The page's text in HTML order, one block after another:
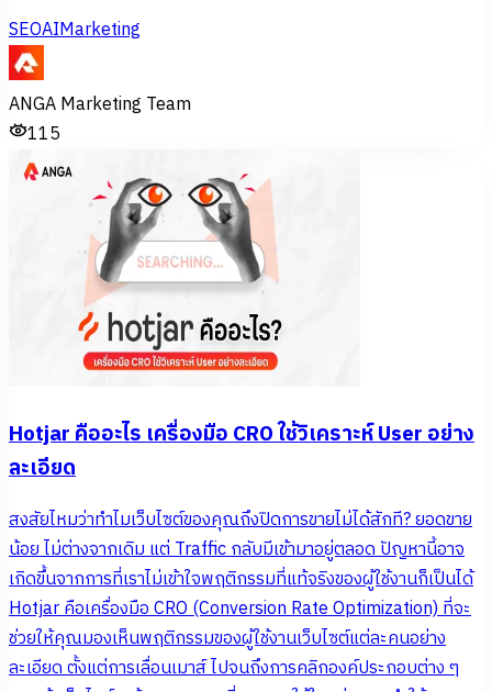
SEOAIMarketing
ANGA Marketing Team
115
Hotjar คืออะไร เครื่องมือ CRO ใช้วิเคราะห์ User อย่าง
ละเอียด
สงสัยไหมว่าทำไมเว็บไซต์ของคุณถึงปิดการขายไม่ได้สักที? ยอดขาย
น้อย ไม่ต่างจากเดิม แต่ Traffic กลับมีเข้ามาอยู่ตลอด ปัญหานี้อาจ
เกิดขึ้นจากการที่เราไม่เข้าใจพฤติกรรมที่แท้จริงของผู้ใช้งานก็เป็นได้
Hotjar คือเครื่องมือ CRO (Conversion Rate Optimization) ที่จะ
ช่วยให้คุณมองเห็นพฤติกรรมของผู้ใช้งานเว็บไซต์แต่ละคนอย่าง
ละเอียด ตั้งแต่การเลื่อนเมาส์ ไปจนถึงการคลิกองค์ประกอบต่าง ๆ